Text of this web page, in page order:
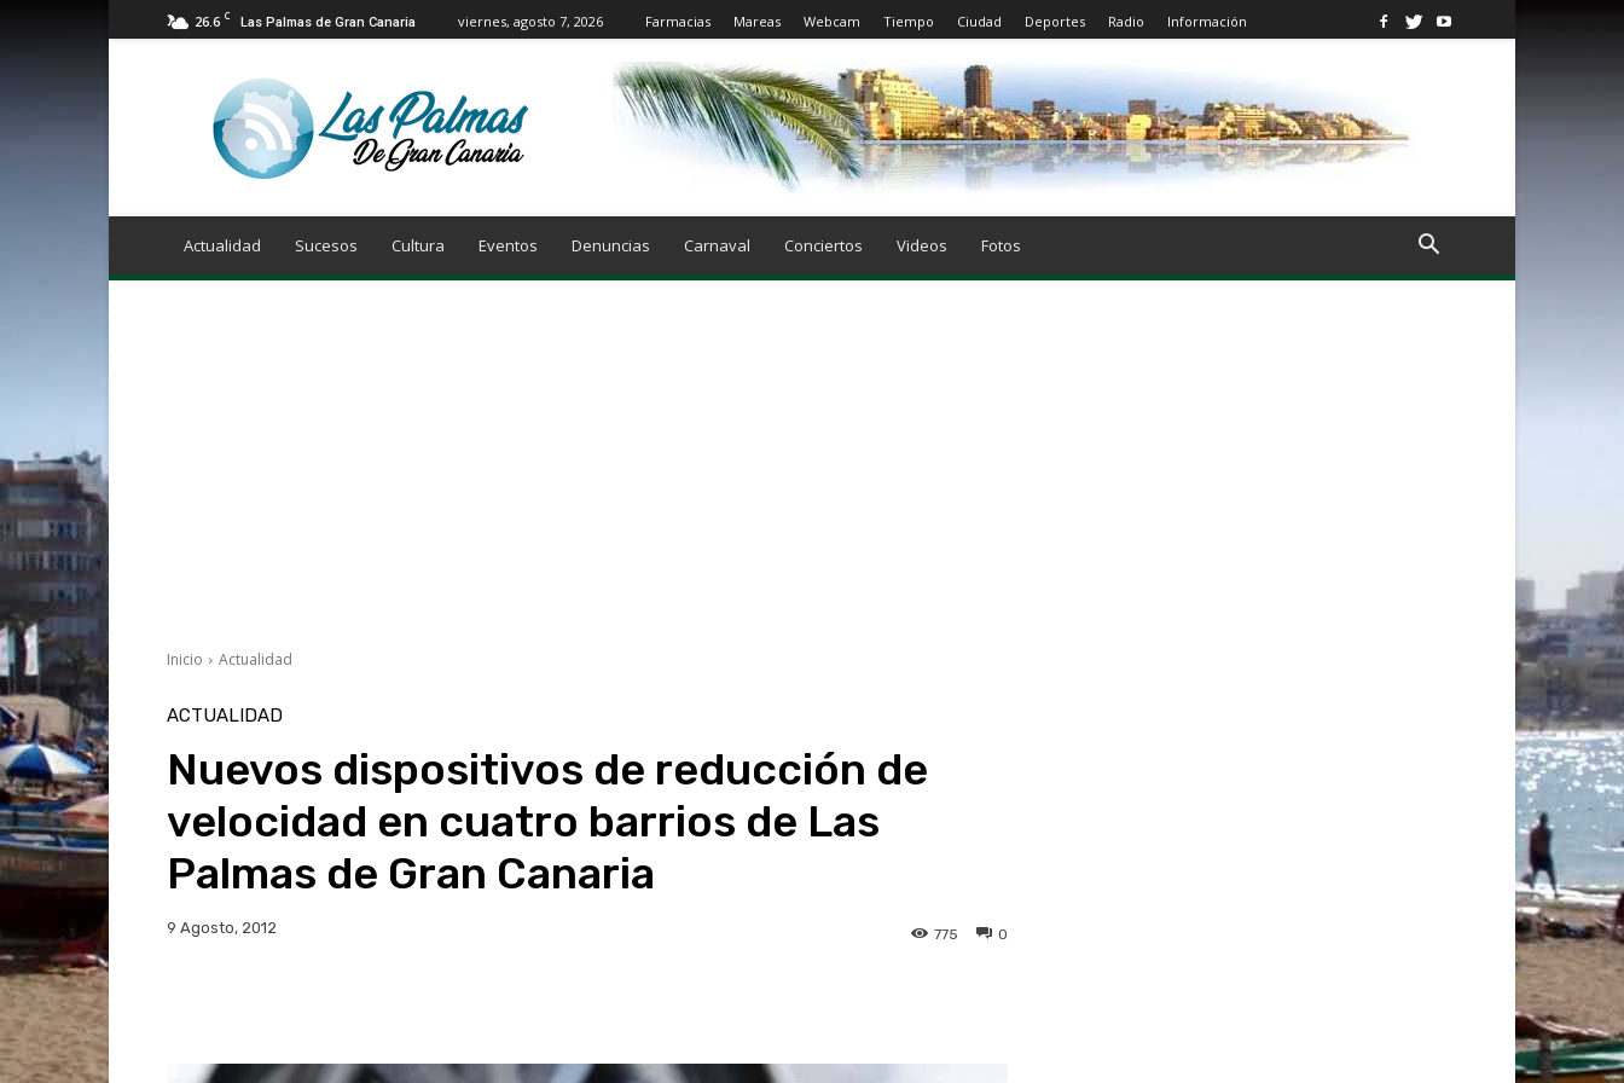
26.6 C Las Palmas de Gran Canaria viernes, agosto 7, 2026 Farmacias Mareas Webcam Tiempo Ciudad Deportes Radio Información
Las
Palmas
de
Canaria
Actualidad Sucesos Cultura Eventos Denuncias Carnaval Conciertos Videos Fotos
Inicio Actualidad
ACTUALIDAD
Nuevos dispositivos de reducción de
velocidad en cuatro barrios de Las
Palmas de Gran Canaria
9 Agosto, 2012 0
775